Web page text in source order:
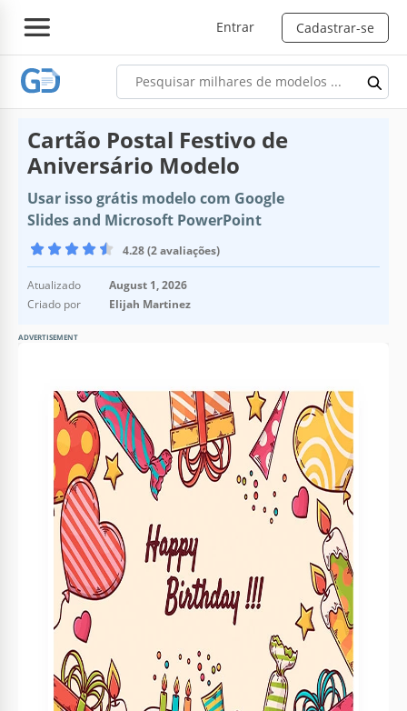
Entrar Cadastrar-se
Cartão Postal Festivo de
Aniversário Modelo
Usar isso grátis modelo com Google
Slides and Microsoft PowerPoint
4.28 (2 avaliações)
Atualizado
August 1, 2026
Criado por
Elijah Martinez
ADVERTISEMENT